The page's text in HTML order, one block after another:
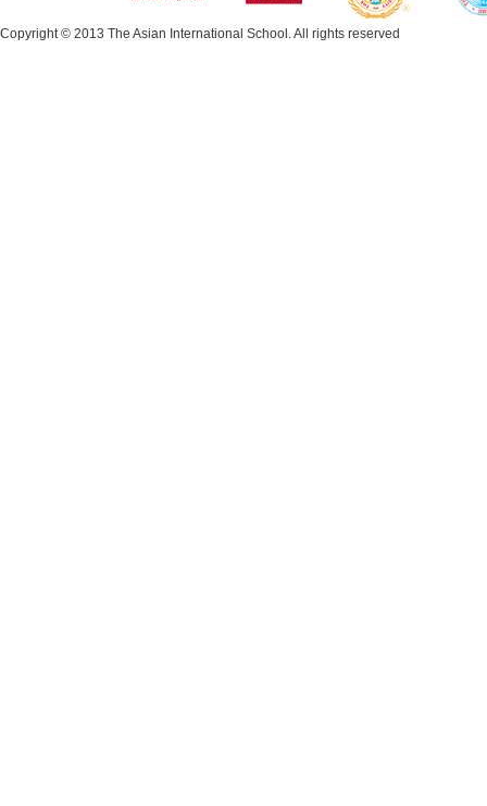
Copyright © 2013 The Asian International School. All rights reserved